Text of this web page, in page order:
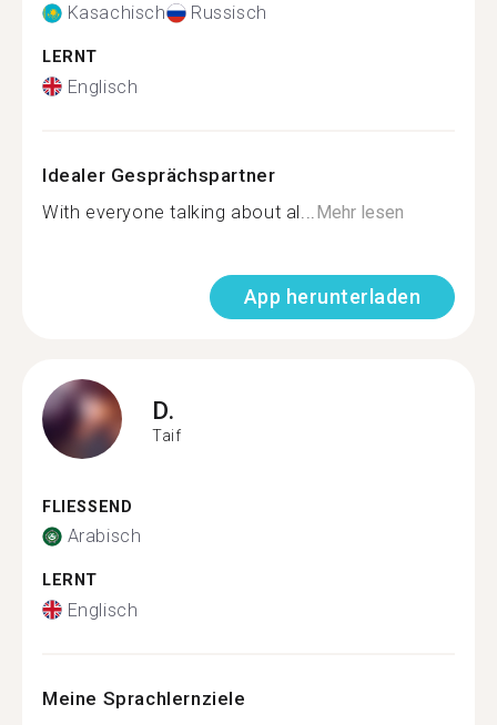
Kasachisch Russisch
LERNT
Englisch
Idealer Gesprächspartner
With everyone talking about al... Mehr lesen
App herunterladen
D.
Taif
FLIESSEND
Arabisch
LERNT
Englisch
Meine Sprachlernziele